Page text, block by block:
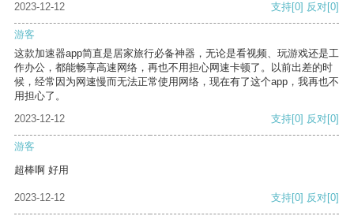
2023-12-12
支持[0] 反对[0]
游客
这款加速器app简直是居家旅行必备神器，无论是看视频、玩游戏还是工
作办公，都能畅享高速网络，再也不用担心网速卡顿了。以前出差的时
候，经常因为网速慢而无法正常使用网络，现在有了这个app，我再也不
用担心了。
2023-12-12
支持[0] 反对[0]
游客
超棒啊 好用
2023-12-12 支持[0] 反对[0]